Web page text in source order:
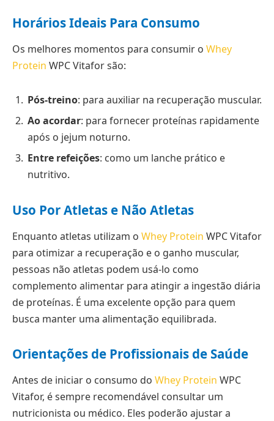
Horários Ideais Para Consumo
Os melhores momentos para consumir o Whey
Protein WPC Vitafor são:
Pós-treino: para auxiliar na recuperação muscular.
Ao acordar: para fornecer proteínas rapidamente
após o jejum noturno.
Entre refeições: como um lanche prático e
nutritivo.
Uso Por Atletas e Não Atletas
Enquanto atletas utilizam o Whey Protein WPC Vitafor
para otimizar a recuperação e o ganho muscular,
pessoas não atletas podem usá-lo como
complemento alimentar para atingir a ingestão diária
de proteínas. É uma excelente opção para quem
busca manter uma alimentação equilibrada.
Orientações de Profissionais de Saúde
Antes de iniciar o consumo do Whey Protein WPC
Vitafor, é sempre recomendável consultar um
nutricionista ou médico. Eles poderão ajustar a